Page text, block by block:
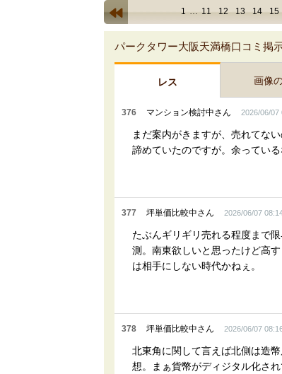
1 … 11 12 13 14 15
パークタワー大阪天満橋口コミ掲
レス 画像
376 マンション検討中さん 2026/06/07
まだ案内がきますが、売れてな
諦めていたのですが。余っている
377 坪単価比較中さん 2026/06/07
たぶんギリギリ売れる程度まで
測。南東欲しいと思ったけど高
は相手にしない時代かねぇ。
378 坪単価比較中さん 2026/06/07
北東角に関して言えば北側は造
想。まぁ貨幣がディジタル化さ